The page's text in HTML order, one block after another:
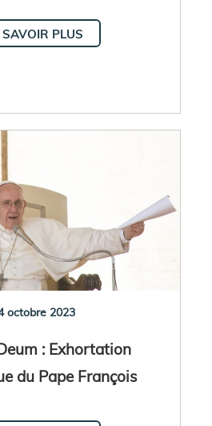
SAVOIR PLUS
octobre 2023
: Exhortation
du Pape François